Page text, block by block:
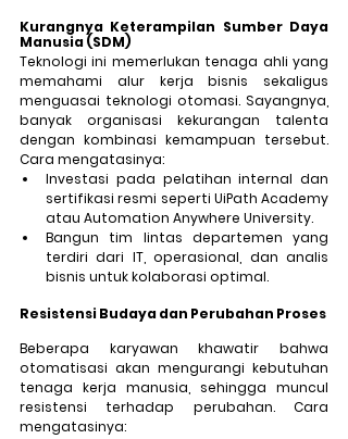
Kurangnya Keterampilan Sumber Daya
Manusia (SDM)
Teknologi ini memerlukan tenaga ahli yang
memahami alur kerja bisnis sekaligus
menguasai teknologi otomasi. Sayangnya,
banyak organisasi kekurangan talenta
dengan kombinasi kemampuan tersebut.
Cara mengatasinya:
Investasi pada pelatihan internal dan
sertifikasi resmi seperti UiPath Academy
atau Automation Anywhere University.
Bangun tim lintas departemen yang
terdiri dari IT, operasional, dan analis
bisnis untuk kolaborasi optimal.
Resistensi Budaya dan Perubahan Proses
Beberapa karyawan khawatir bahwa
otomatisasi akan mengurangi kebutuhan
tenaga kerja manusia, sehingga muncul
resistensi terhadap perubahan. Cara
mengatasinya: